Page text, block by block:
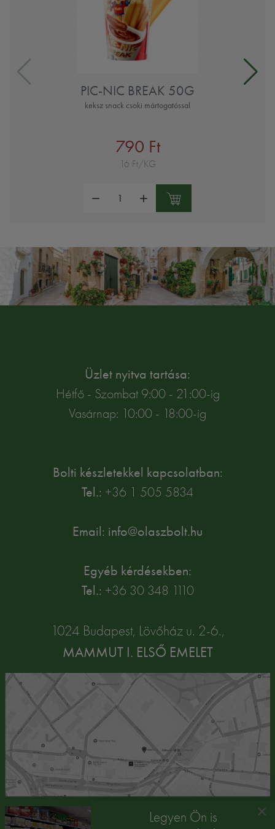
PIC-NIC BREAK 50G
keksz snack csoki mártogatóssal
790 Ft
16 Ft/KG
Üzlet nyitva tartása:
Hétfő - Szombat 9:00 - 21:00-ig
Vasárnap: 10:00 - 18:00-ig
Bolti készletekkel kapcsolatban:
Tel.: +36 1 505 5834
Email: info@olaszbolt.hu
Egyéb kérdésekben:
Tel.: +36 30 348 1110
1024 Budapest, Lövőház u. 2-6.,
MAMMUT I. ELSŐ EMELET
×
Legyen Ön is